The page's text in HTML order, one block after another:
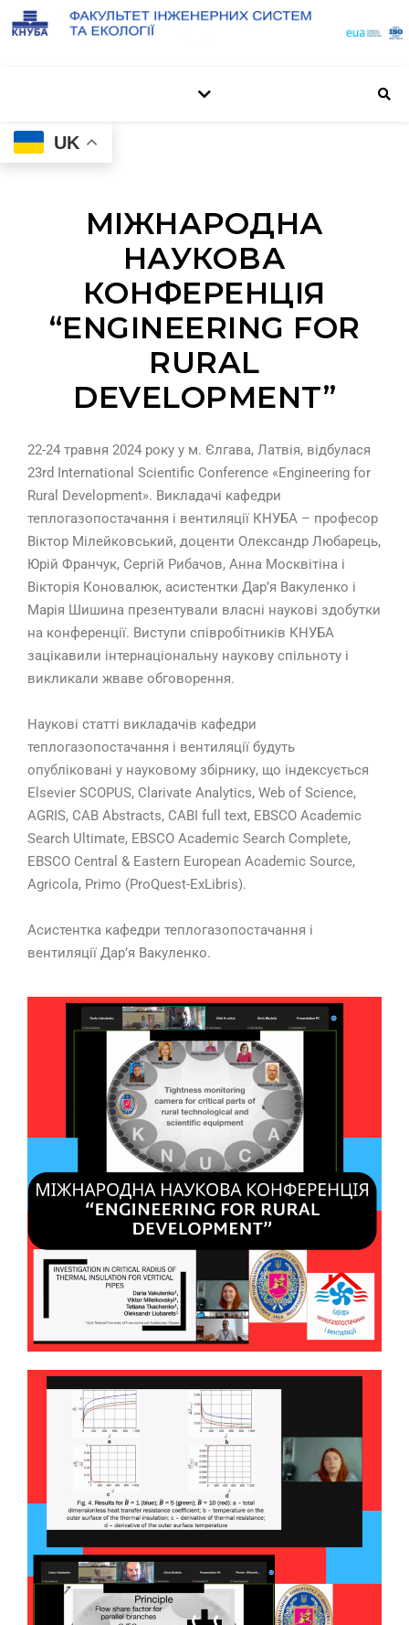
UK
МІЖНАРОДНА
НАУКОВА
КОНФЕРЕНЦІЯ
“ENGINEERING FOR
RURAL
DEVELOPMENT”
22-24 травня 2024 року у м. Єлгава, Латвія, відбулася
23rd International Scientific Conference «Engineering for
Rural Development». Викладачі кафедри
теплогазопостачання і вентиляції КНУБА – професор
Віктор Мілейковський, доценти Олександр Любарець,
Юрій Франчук, Сергій Рибачов, Анна Москвітіна і
Вікторія Коновалюк, асистентки Дар’я Вакуленко і
Марія Шишина презентували власні наукові здобутки
на конференції. Виступи співробітників КНУБА
зацікавили інтернаціональну наукову спільноту і
викликали жваве обговорення.
Наукові статті викладачів кафедри
теплогазопостачання і вентиляції будуть
опубліковані у науковому збірнику, що індексується
Elsevier SCOPUS, Clarivate Analytics, Web of Science,
AGRIS, CAB Abstracts, CABI full text, EBSCO Academic
Search Ultimate, EBSCO Academic Search Complete,
EBSCO Central & Eastern European Academic Source,
Agricola, Primo (ProQuest-ExLibris).
Асистентка кафедри теплогазопостачання і
вентиляції Дар’я Вакуленко.